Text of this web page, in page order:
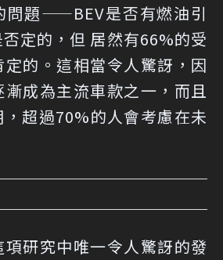
問題——BEV是否有燃油引
定的，但 居然有66%的受
的。這相當令人驚訝，因
成為主流車款之一，而且
超過70%的人會考慮在未
研究中唯一令人驚訝的發